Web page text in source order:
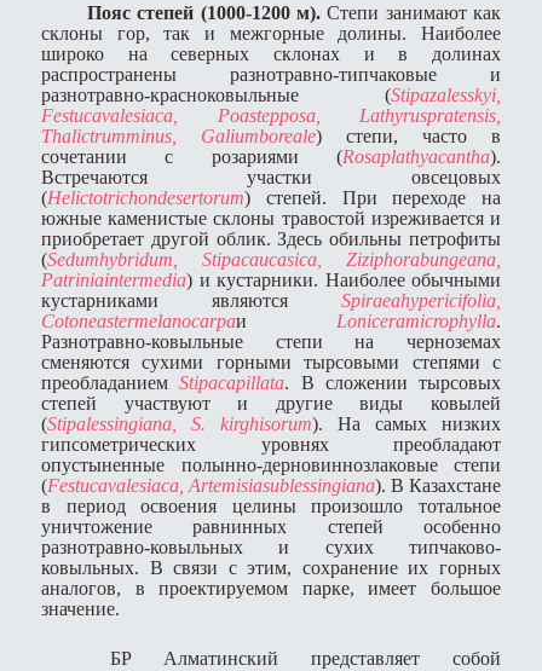
Пояс степей (1000-1200 м).Степи занимают как
склоны гор, так и межгорные долины. Наиболее
широко на северных склонах и в долинах
распространены разнотравно-типчаковые и
разнотравно-красноковыльные (Stipazalesskyi
Festucavalesiaca Poastepposa, Lathyruspratensis
Thalictrumminus Galiumboreale) степи, часто в
сочетании с розариями (Rosaplathyacantha).
Встречаются участки овсецовых
(Helictotrichondesertorum) степей. При переходе на
южные каменистые склоны травостой изреживается и
приобретает другой облик. Здесь обильны петрофиты
(Sedumhybridum Stipacaucasica Ziziphorabungeana
Patriniaintermedia) и кустарники. Наиболее обычными
кустарниками являются Spiraeahypericifolia
Cotoneastermelanocarpaи Loniceramicrophylla.
Разнотравно-ковыльные степи на черноземах
сменяются сухими горными тырсовыми степями с
преобладаниемStipacapillata. В сложении тырсовых
степей участвуют и другие виды ковылей
(Stipalessingiana S. kirghisorum). На самых низких
гипсометрических уровнях преобладают
опустыненные полынно-дерновиннозлаковые степи
(Festucavalesiaca Artemisiasublessingiana). В Казахстане
в период освоения целины произошло тотальное
уничтожение равнинных степей особенно
разнотравно-ковыльных и сухих типчаково-
ковыльных. В связи с этим, сохранение их горных
аналогов, в проектируемом парке, имеет большое
значение.
БР Алматинский представляет собой